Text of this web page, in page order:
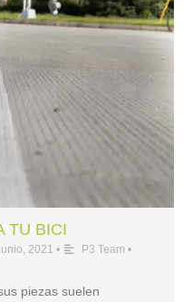
TU BICI
2021 • P3 Team •
piezas suelen